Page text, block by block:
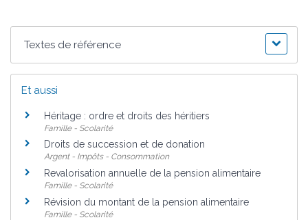
Textes de référence
Et aussi
Héritage : ordre et droits des héritiers
Famille - Scolarité
Droits de succession et de donation
Argent - Impôts - Consommation
Revalorisation annuelle de la pension alimentaire
Famille - Scolarité
Révision du montant de la pension alimentaire
Famille - Scolarité